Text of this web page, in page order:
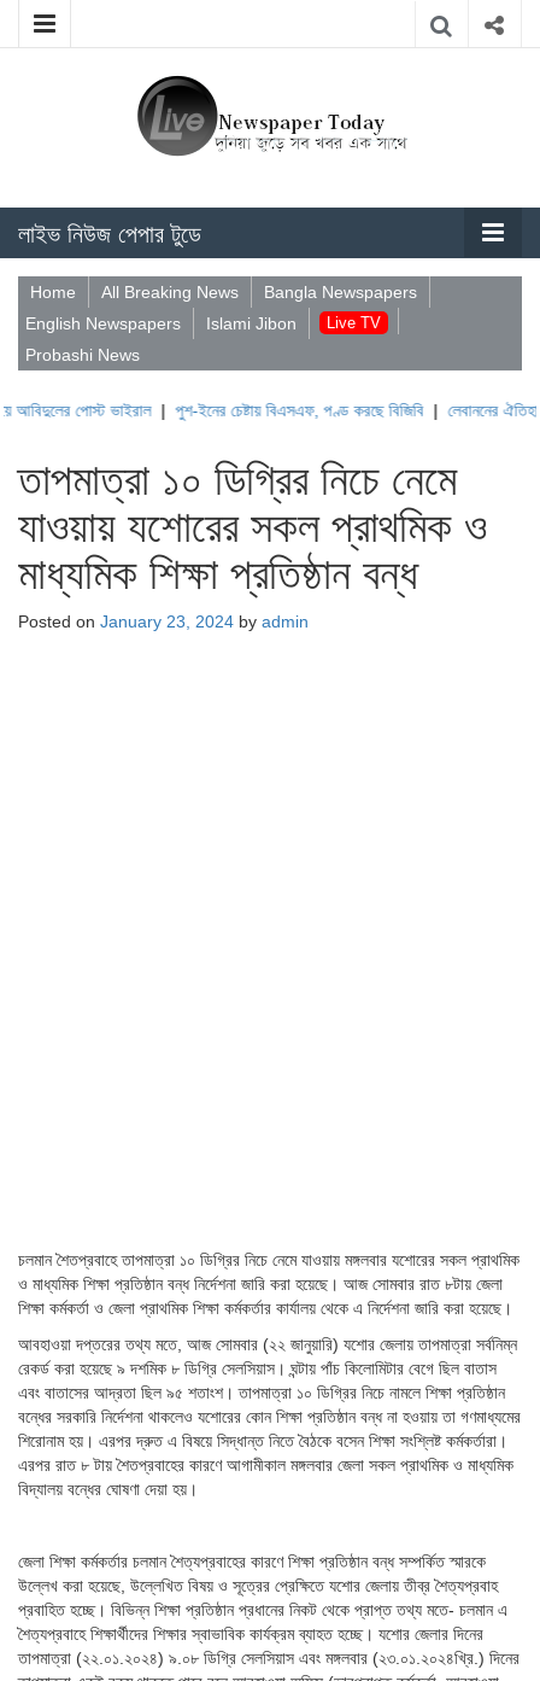
লাইভ নিউজ পেপার টুডে
Home All Breaking News
Bangla Newspapers
English Newspapers
Islami Jibon Live TV
Probashi News
পোস্ট ভাইরাল|পুশ-ইনের চেষ্টায় বিএসএফ, পণ্ড করছে বিজিবি|লেবাননের ঐতিহাসিক
তাপমাত্রা ১০ ডিগ্রির নিচে নেমে
যাওয়ায় যশোরের সকল প্রাথমিক ও
মাধ্যমিক শিক্ষা প্রতিষ্ঠান বন্ধ
Posted on January 23, 2024 by admin
চলমান শৈতপ্রবাহে তাপমাত্রা ১০ ডিগ্রির নিচে নেমে যাওয়ায় মঙ্গলবার যশোরের সকল প্রাথমিক
ও মাধ্যমিক শিক্ষা প্রতিষ্ঠান বন্ধ নির্দেশনা জারি করা হয়েছে। আজ সোমবার রাত ৮টায় জেলা
শিক্ষা কর্মকর্তা ও জেলা প্রাথমিক শিক্ষা কর্মকর্তার কার্যালয় থেকে এ নির্দেশনা জারি করা হয়েছে।
আবহাওয়া দপ্তরের তথ্য মতে, আজ সোমবার (২২ জানুয়ারি) যশোর জেলায় তাপমাত্রা সর্বনিম্ন
রেকর্ড করা হয়েছে ৯ দশমিক ৮ ডিগ্রি সেলসিয়াস। ঘন্টায় পাঁচ কিলোমিটার বেগে ছিল বাতাস
এবং বাতাসের আদ্রতা ছিল ৯৫ শতাংশ। তাপমাত্রা ১০ ডিগ্রির নিচে নামলে শিক্ষা প্রতিষ্ঠান
বন্ধের সরকারি নির্দেশনা থাকলেও যশোরের কোন শিক্ষা প্রতিষ্ঠান বন্ধ না হওয়ায় তা গণমাধ্যমের
শিরোনাম হয়। এরপর দ্রুত এ বিষয়ে সিদ্ধান্ত নিতে বৈঠকে বসেন শিক্ষা সংশ্লিষ্ট কর্মকর্তারা।
এরপর রাত ৮ টায় শৈতপ্রবাহের কারণে আগামীকাল মঙ্গলবার জেলা সকল প্রাথমিক ও মাধ্যমিক
বিদ্যালয় বন্ধের ঘোষণা দেয়া হয়।
জেলা শিক্ষা কর্মকর্তার চলমান শৈত্যপ্রবাহের কারণে শিক্ষা প্রতিষ্ঠান বন্ধ সম্পর্কিত স্মারকে
উল্লেখ করা হয়েছে, উল্লেখিত বিষয় ও সূত্রের প্রেক্ষিতে যশোর জেলায় তীব্র শৈত্যপ্রবাহ
প্রবাহিত হচ্ছে। বিভিন্ন শিক্ষা প্রতিষ্ঠান প্রধানের নিকট থেকে প্রাপ্ত তথ্য মতে- চলমান এ
শৈত্যপ্রবাহে শিক্ষার্থীদের শিক্ষার স্বাভাবিক কার্যক্রম ব্যাহত হচ্ছে। যশোর জেলার দিনের
তাপমাত্রা (২২.০১.২০২৪) ৯.০৮ ডিগ্রি সেলসিয়াস এবং মঙ্গলবার (২৩.০১.২০২৪খ্রি.) দিনের